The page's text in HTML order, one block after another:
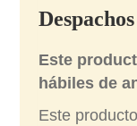
Este
hábiles de
Este